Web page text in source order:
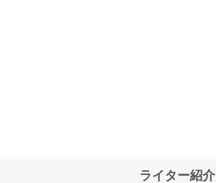
ライター紹介